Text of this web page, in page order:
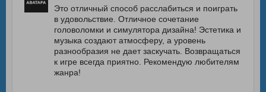
Это отличный способ расслабиться и поиграть
в удовольствие. Отличное сочетание
головоломки и симулятора дизайна! Эстетика и
музыка создают атмосферу, а уровень
разнообразия не дает заскучать. Возвращаться
к игре всегда приятно. Рекомендую любителям
жанра!